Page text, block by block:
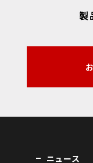
製
ニュース